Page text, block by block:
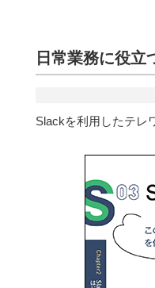
日常業務に役
Slackを利用したテレ